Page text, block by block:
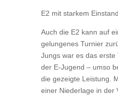
E2 mit starkem
Auch die E2 kann auf
gelungenes Turnier
Jungs war es das
der E-Jugend – umso
die gezeigte Leistung.
einer Niederlage in der